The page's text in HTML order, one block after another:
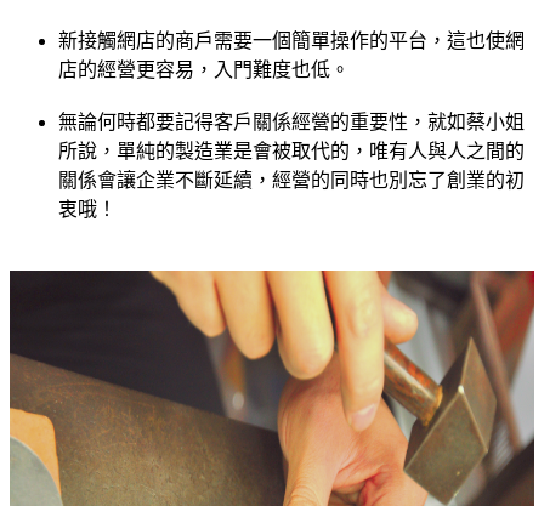
新接觸網店的商戶需要一個簡單操作的平台，這也使網
店的經營更容易，入門難度也低。
無論何時都要記得客戶關係經營的重要性，就如蔡小姐
所說，單純的製造業是會被取代的，唯有人與人之間的
關係會讓企業不斷延續，經營的同時也別忘了創業的初
衷哦！